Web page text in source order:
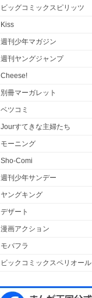
ビッグコミックスピリッツ
Kiss
週刊少年マガジン
週刊ヤングジャンプ
Cheese!
別冊マーガレット
ベツコミ
Jourすてきな主婦たち
モーニング
Sho-Comi
週刊少年サンデー
ヤングキング
デザート
漫画アクション
モバフラ
ビックコミックスペリオール